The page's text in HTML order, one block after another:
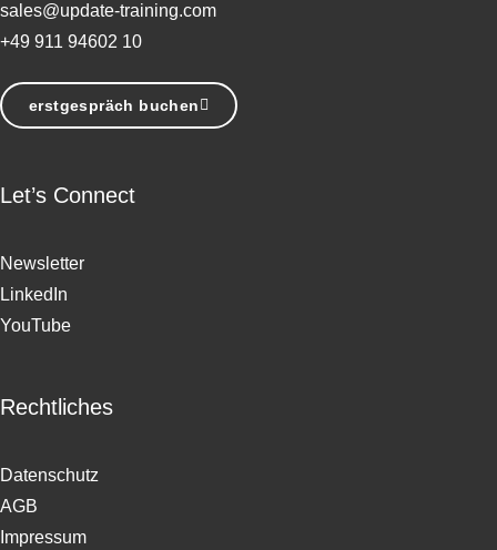
sales@update-training.com
+49 911 94602 10
erstgespräch buchen
Let’s Connect
Newsletter
LinkedIn
YouTube
Rechtliches
Datenschutz
AGB
Impressum